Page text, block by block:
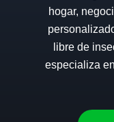
hogar,
libre de
especializa